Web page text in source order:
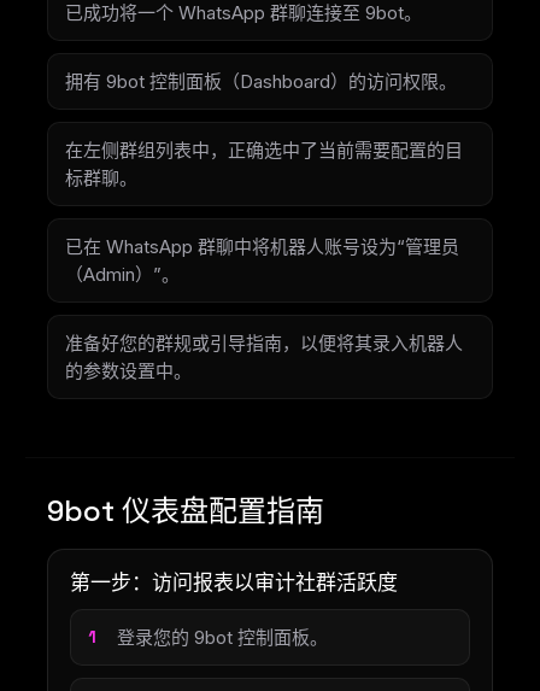
已成功将一个 WhatsApp 群聊连接至 9bot。
拥有 9bot 控制面板（Dashboard）的访问权限。
在左侧群组列表中，正确选中了当前需要配置的目
标群聊。
已在 WhatsApp 群聊中将机器人账号设为“管理员
（Admin）”。
准备好您的群规或引导指南，以便将其录入机器人
的参数设置中。
9bot 仪表盘配置指南
第一步：访问报表以审计社群活跃度
登录您的 9bot 控制面板。